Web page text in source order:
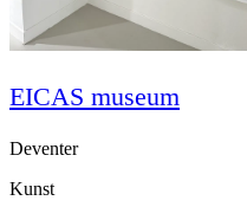
EICAS museum
Deventer
Kunst